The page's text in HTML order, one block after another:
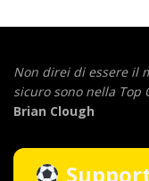
Non direi di essere il
sicuro sono nella Top
Brian Clough